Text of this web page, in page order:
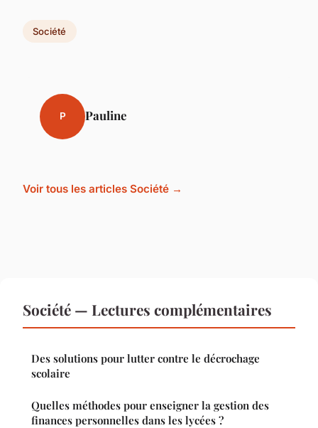
Société
P Pauline
Voir tous les articles Société →
Société — Lectures complémentaires
Des solutions pour lutter contre le décrochage
scolaire
Quelles méthodes pour enseigner la gestion des
finances personnelles dans les lycées ?